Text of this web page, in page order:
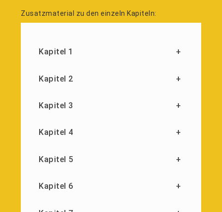
Zusatzmaterial zu den einzeln Kapiteln:
Kapitel 1 +
Kapitel 2 +
Kapitel 3 +
Kapitel 4 +
Kapitel 5 +
Kapitel 6 +